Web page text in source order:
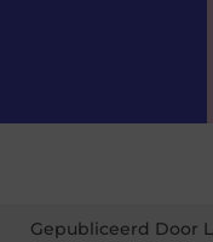
Gepubliceerd Door